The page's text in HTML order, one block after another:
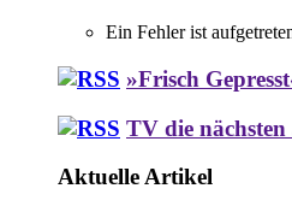
Ein Fehler ist
»Frisch
TV die nächsten
Aktuelle Artikel